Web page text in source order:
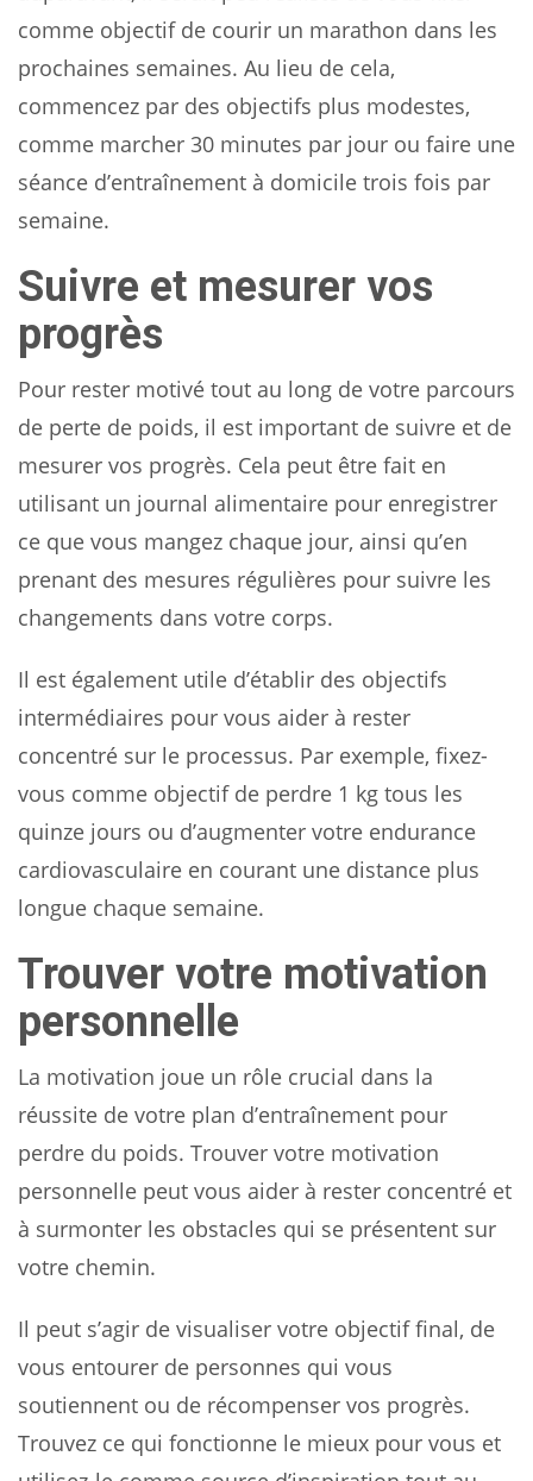
comme objectif de courir un marathon dans les
prochaines semaines. Au lieu de cela,
commencez par des objectifs plus modestes,
comme marcher 30 minutes par jour ou faire une
séance d’entraînement à domicile trois fois par
semaine.
Suivre et mesurer vos
progrès
Pour rester motivé tout au long de votre parcours
de perte de poids, il est important de suivre et de
mesurer vos progrès. Cela peut être fait en
utilisant un journal alimentaire pour enregistrer
ce que vous mangez chaque jour, ainsi qu’en
prenant des mesures régulières pour suivre les
changements dans votre corps.
Il est également utile d’établir des objectifs
intermédiaires pour vous aider à rester
concentré sur le processus. Par exemple, fixez-
vous comme objectif de perdre 1 kg tous les
quinze jours ou d’augmenter votre endurance
cardiovasculaire en courant une distance plus
longue chaque semaine.
Trouver votre motivation
personnelle
La motivation joue un rôle crucial dans la
réussite de votre plan d’entraînement pour
perdre du poids. Trouver votre motivation
personnelle peut vous aider à rester concentré et
à surmonter les obstacles qui se présentent sur
votre chemin.
Il peut s’agir de visualiser votre objectif final, de
vous entourer de personnes qui vous
soutiennent ou de récompenser vos progrès.
Trouvez ce qui fonctionne le mieux pour vous et